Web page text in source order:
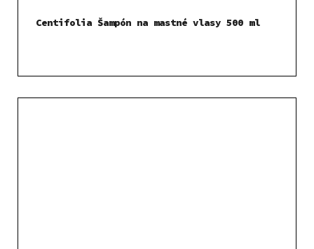
Centifolia Šampón na mastné vlasy 500 ml